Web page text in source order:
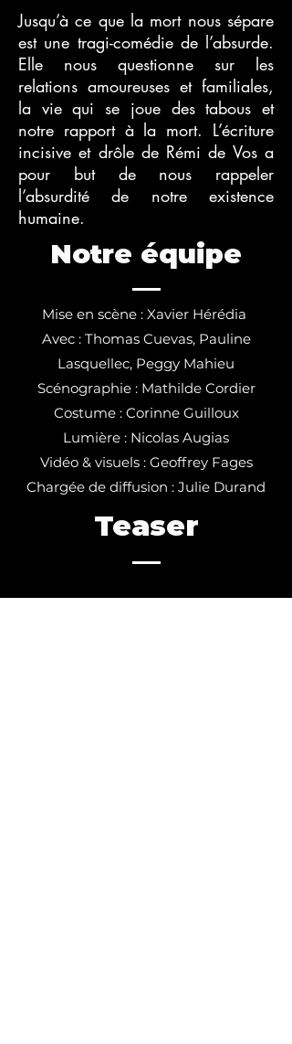
Jusqu’à ce que la mort nous sépare
est une tragi-comédie de l’absurde.
Elle nous questionne sur les
relations amoureuses et familiales,
la vie qui se joue des tabous et
notre rapport à la mort. L’écriture
incisive et drôle de Rémi de Vos a
pour but de nous rappeler
l’absurdité de notre existence
humaine.
Notre équipe
Mise en scène : Xavier Hérédia
Avec : Thomas Cuevas, Pauline
Lasquellec, Peggy Mahieu
Scénographie : Mathilde Cordier
Costume : Corinne Guilloux
Lumière : Nicolas Augias
Vidéo & visuels : Geoffrey Fages
Chargée de diffusion : Julie Durand
Teaser